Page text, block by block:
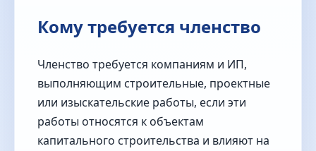
Кому требуется членство
Членство требуется компаниям и ИП,
выполняющим строительные, проектные
или изыскательские работы, если эти
работы относятся к объектам
капитального строительства и влияют на